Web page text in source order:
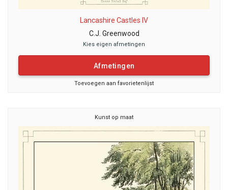
Lancashire Castles IV
C.J. Greenwood
Kies eigen afmetingen
Afmetingen
Toevoegen aan favorietenlijst
Kunst op maat